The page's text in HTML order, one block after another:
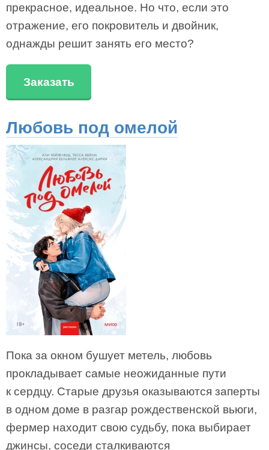
прекрасное, идеальное. Но что, если это
отражение, его покровитель и двойник,
однажды решит занять его место?
Заказать
Любовь под омелой
Пока за окном бушует метель, любовь
прокладывает самые неожиданные пути
к сердцу. Старые друзья оказываются заперты
в одном доме в разгар рождественской вьюги,
фермер находит свою судьбу, пока выбирает
джинсы, соседи сталкиваются